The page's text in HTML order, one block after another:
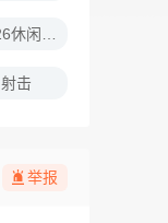
射击
举报